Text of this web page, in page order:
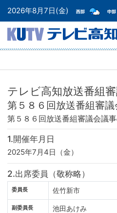
2026年8月7日(金)
テレビ高知放送番組
第５８６回放送番組審議
第５８６回放送番組審議会議
1.開催年月日
2025年7月4日（金）
2.出席委員（敬称略）
委員長 佐竹新市
副委員長 池田あけみ